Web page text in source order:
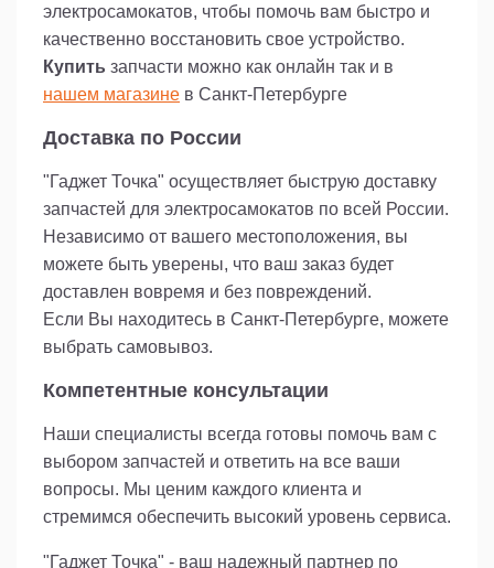
электросамокатов, чтобы помочь вам быстро и
качественно восстановить свое устройство.
Купить запчасти можно как онлайн так и в
нашем магазине в Санкт-Петербурге
Доставка по России
"Гаджет Точка" осуществляет быструю доставку
запчастей для электросамокатов по всей России.
Независимо от вашего местоположения, вы
можете быть уверены, что ваш заказ будет
доставлен вовремя и без повреждений.
Если Вы находитесь в Санкт-Петербурге, можете
выбрать самовывоз.
Компетентные консультации
Наши специалисты всегда готовы помочь вам с
выбором запчастей и ответить на все ваши
вопросы. Мы ценим каждого клиента и
стремимся обеспечить высокий уровень сервиса.
"Гаджет Точка" - ваш надежный партнер по